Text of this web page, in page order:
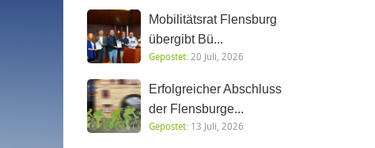
Mobilitätsrat Flensburg
übergibt Bü...
Gepostet:20 Juli, 2026
Erfolgreicher Abschluss
der Flensburge...
Gepostet:13 Juli, 2026